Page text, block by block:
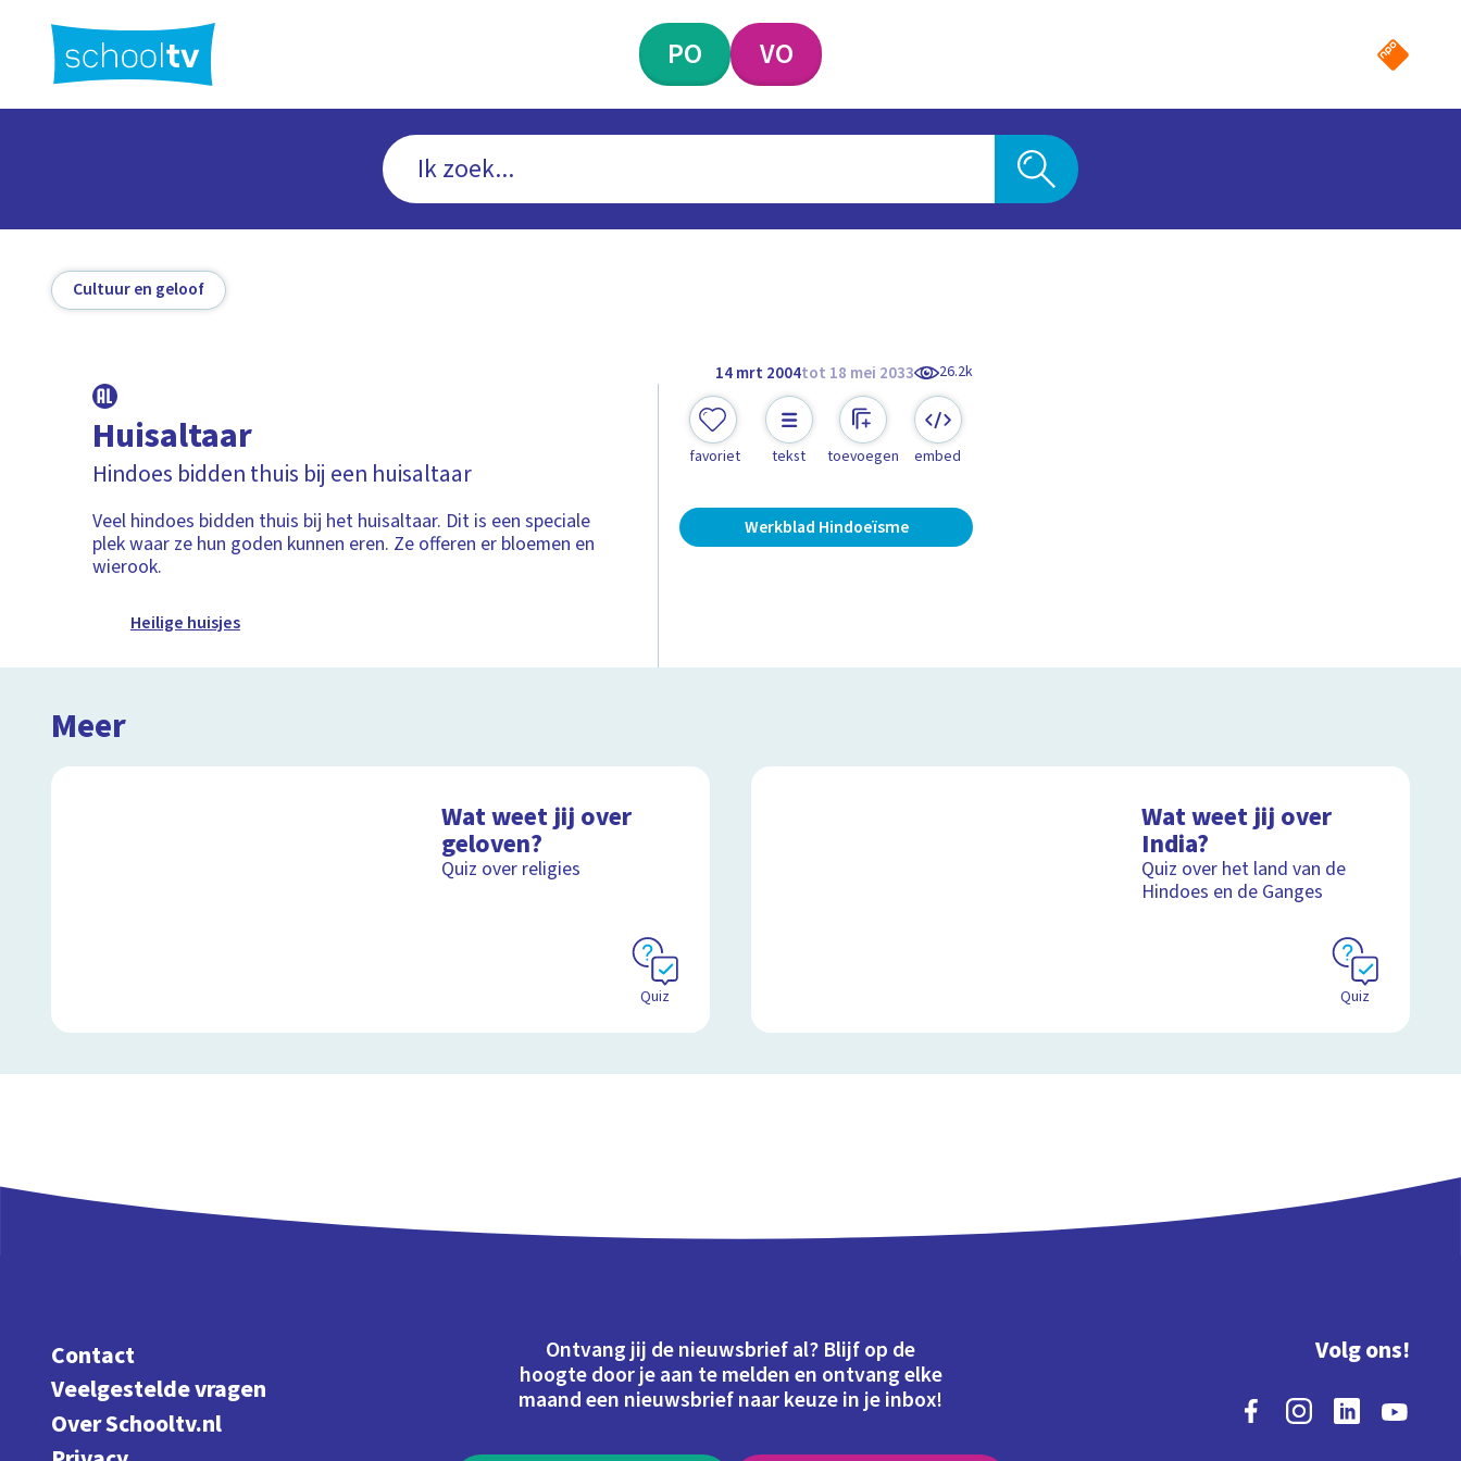
hoofdinhoud
PO VO
Cultuur en geloof
14 mrt 2004tot 18 mei 2033 26.2k
Huisaltaar
Hindoes bidden thuis bij een huisaltaar
Veel hindoes bidden thuis bij het huisaltaar. Dit is een speciale
plek waar ze hun goden kunnen eren. Ze offeren er bloemen en
wierook.
Heilige huisjes
favoriet tekst toevoegen embed
Werkblad Hindoeïsme
Meer
Wat weet jij over
geloven?
Quiz over religies
Quiz
Wat weet jij over
India?
Quiz over het land van de
Hindoes en de Ganges
Quiz
Contact
Veelgestelde vragen
Over Schooltv.nl
Ontvang jij de nieuwsbrief al? Blijf op de
hoogte door je aan te melden en ontvang elke
maand een nieuwsbrief naar keuze in je inbox!
Volg ons!